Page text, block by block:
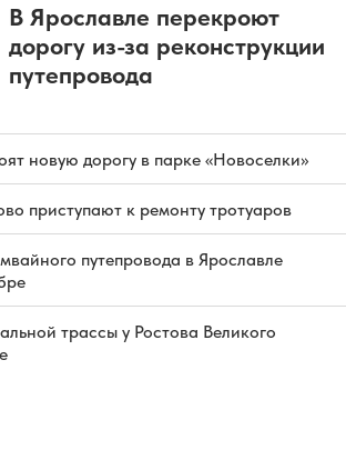
В Ярославле перекроют
дорогу из-за реконструкции
путепровода
новую дорогу в парке «Новоселки»
приступают к ремонту тротуаров
путепровода в Ярославле
трассы у Ростова Великого